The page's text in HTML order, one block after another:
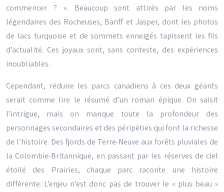
commencer ? ». Beaucoup sont attirés par les noms
légendaires des Rocheuses, Banff et Jasper, dont les photos
de lacs turquoise et de sommets enneigés tapissent les fils
d’actualité. Ces joyaux sont, sans conteste, des expériences
inoubliables.
Cependant, réduire les parcs canadiens à ces deux géants
serait comme lire le résumé d’un roman épique. On saisit
l’intrigue, mais on manque toute la profondeur des
personnages secondaires et des péripéties qui font la richesse
de l’histoire. Des fjords de Terre-Neuve aux forêts pluviales de
la Colombie-Britannique, en passant par les réserves de ciel
étoilé des Prairies, chaque parc raconte une histoire
différente. L’enjeu n’est donc pas de trouver le « plus beau »